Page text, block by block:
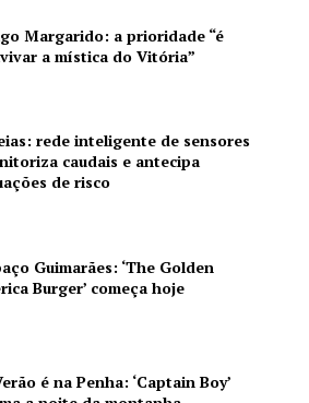
Margarido: a prioridade “é
a mística do Vitória”
rede inteligente de sensores
caudais e antecipa
de risco
Guimarães: ‘The Golden
Burger’ começa hoje
é na Penha: ‘Captain Boy’